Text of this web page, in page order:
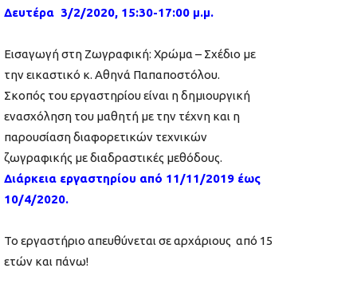
Δευτέρα 3/2/2020, 15:30-17:00 μ.μ.
Εισαγωγή στη Ζωγραφική: Xρώμα – Σχέδιο με
την εικαστικό κ. Αθηνά Παπαποστόλου.
Σκοπός του εργαστηρίου είναι η δημιουργική
ενασχόληση του μαθητή με την τέχνη και η
παρουσίαση διαφορετικών τεχνικών
ζωγραφικής με διαδραστικές μεθόδους.
Διάρκεια εργαστηρίου από 11/11/2019 έως
10/4/2020.
Το εργαστήριο απευθύνεται σε αρχάριους από 15
ετών και πάνω!